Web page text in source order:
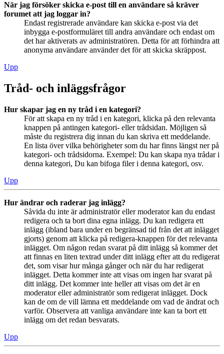
När jag försöker skicka e-post till en användare så kräver
forumet att jag loggar in?
Endast registrerade användare kan skicka e-post via det
inbygga e-postformuläret till andra användare och endast om
det har aktiverats av administratören. Detta för att förhindra att
anonyma användare använder det för att skicka skräppost.
Upp
Tråd- och inläggsfrågor
Hur skapar jag en ny tråd i en kategori?
För att skapa en ny tråd i en kategori, klicka på den relevanta
knappen på antingen kategori- eller trådsidan. Möjligen så
måste du registrera dig innan du kan skriva ett meddelande.
En lista över vilka behörigheter som du har finns längst ner på
kategori- och trådsidorna. Exempel: Du kan skapa nya trådar i
denna kategori, Du kan bifoga filer i denna kategori, osv.
Upp
Hur ändrar och raderar jag inlägg?
Såvida du inte är administratör eller moderator kan du endast
redigera och ta bort dina egna inlägg. Du kan redigera ett
inlägg (ibland bara under en begränsad tid från det att inlägget
gjorts) genom att klicka på redigera-knappen för det relevanta
inlägget. Om någon redan svarat på ditt inlägg så kommer det
att finnas en liten textrad under ditt inlägg efter att du redigerat
det, som visar hur många gånger och när du har redigerat
inlägget. Detta kommer inte att visas om ingen har svarat på
ditt inlägg. Det kommer inte heller att visas om det är en
moderator eller administratör som redigerat inlägget. Dock
kan de om de vill lämna ett meddelande om vad de ändrat och
varför. Observera att vanliga användare inte kan ta bort ett
inlägg om det redan besvarats.
Upp